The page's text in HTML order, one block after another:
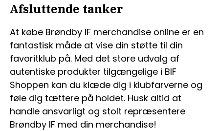
Afsluttende tanker
At købe Brøndby IF merchandise online er en
fantastisk måde at vise din støtte til din
favoritklub på. Med det store udvalg af
autentiske produkter tilgængelige i BIF
Shoppen kan du klæde dig i klubfarverne og
føle dig tættere på holdet. Husk altid at
handle ansvarligt og stolt repræsentere
Brøndby IF med din merchandise!